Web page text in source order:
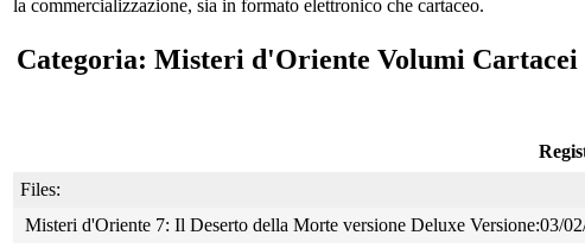
la commercializzazione, sia in formato elettronico che cartaceo.
Categoria: Misteri d'Oriente Volumi Cartacei
Files:
Misteri d'Oriente 7: Il Deserto della Morte versione Deluxe Versione:03/